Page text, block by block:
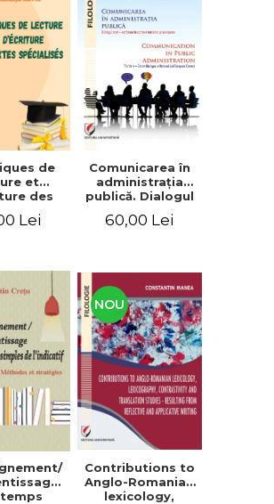
de
et
des
Lei
Comunicarea în
administraţia
publică. Dialogul
stat – cetăţean în
context naţional
administration .
The state-citizen
dialogue in
national and
European
context
60,00 Lei
NOU
Contributions to
Anglo-Romanian
lexicology,